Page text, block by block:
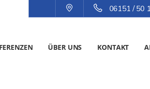
06151 / 50
ÜBER UNS KONTAKT